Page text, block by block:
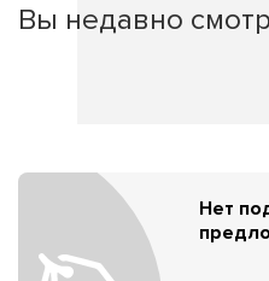
Вы недавно
Нет